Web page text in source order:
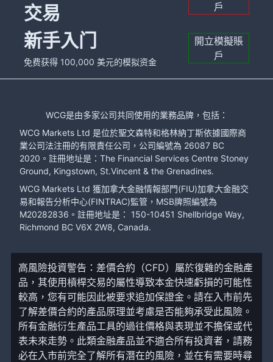
交易
戶
新手入门
免费获得 100,000 美元的模拟资金
開立模擬賬
戶
WCG是由多家公司共同使用的業務品牌，包括：
WCG Markets Ltd 是位於聖文森特和格林納丁斯依據國際商
業公司法注冊的有限責任公司，公司編號為 26087 BC
2020。註冊地址是：The Financial Services Centre Stoney
Ground, Kingstown, St.Vincent & the Grenadines.
WCG Markets Ltd 獲加拿大金融情報部門(FIU)加拿大金融交
易和報告分析中心(FINTRAC)監管，MSB牌照編號為
M20282836。註冊地址是： 150-10451 Shellbridge Way,
Richmond BC V6X 2W8, Canada.
高風險投資警告：差價合約（CFD）屬於復雜的金融產
品，其使用槓桿交易的屬性導致本金快速虧損的可能性
較高，您有可能因此被要求追加保證金。請在入市前先
了解差價合約的產品原理並考慮是否能夠承受此風險。
所有金融衍生產品工具的過往價格與表現並不擔保或代
表未來走勢。此類金融產品並不適合所有投資者，請務
必在入市前完全了解所有潛在的風險，並在有需要時尋